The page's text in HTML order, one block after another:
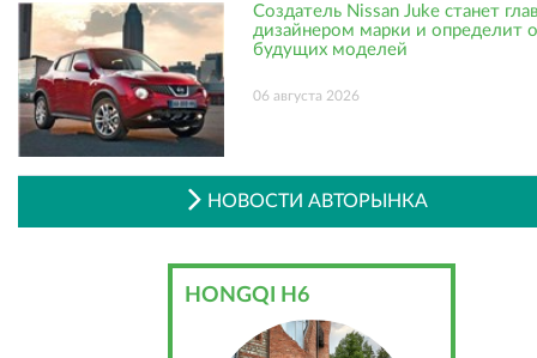
Создатель Nissan Juke станет
дизайнером марки и определит
будущих моделей
06 августа 2026
НОВОСТИ АВТОРЫНКА
HONGQI H6